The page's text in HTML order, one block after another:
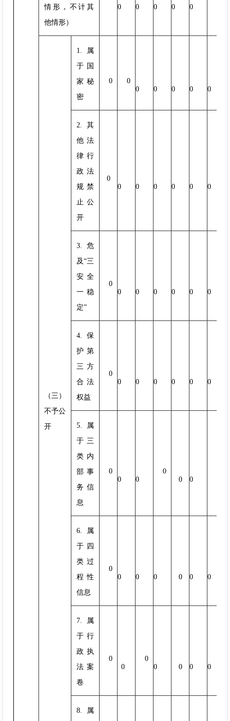
情形，不计其
他情形）
0
0 0 0 0
（三）
不予公
开
1.属
于国
家秘
密
0
0
0
0 0 0 0
2.其
他法
律行
政法
规禁
止公
开
0
0
0 0 0 0 0
3.危
及“三
安全
一稳
定”
0
0
0 0 0 0 0
4.保
护第
三方
合法
权益
0
0
0 0 0 0 0
5.属
于三
类内
部事
务信
息
0
0
0
0
0
0
6.属
于四
类过
程性
信息
0
0
0 0 0 0 0
7.属
于行
政执
法案
卷
0
0
0
0
0 0 0
8.属